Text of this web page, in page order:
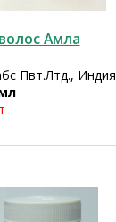
Амла
Пвт.Лтд., Индия